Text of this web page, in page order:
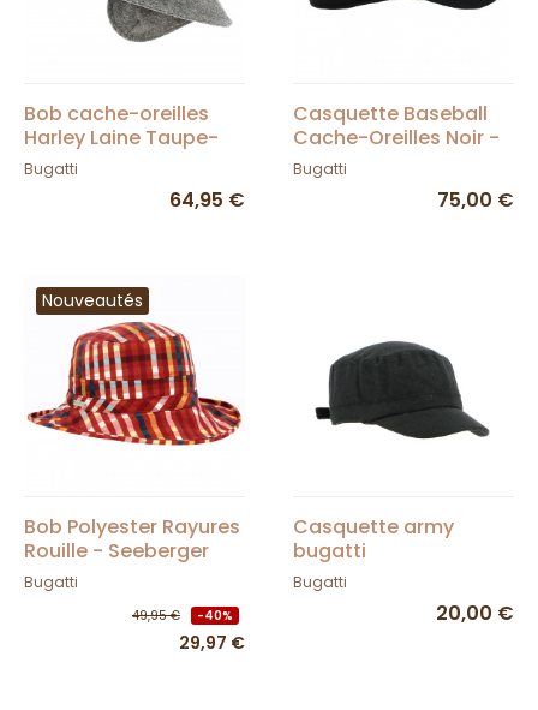
Bob cache-oreilles
Harley Laine Taupe-
Bugatti
Bugatti
64,95 €
Casquette Baseball
Cache-Oreilles Noir -
Traclet
Bugatti
75,00 €
Nouveautés
Bob Polyester Rayures
Rouille - Seeberger
Bugatti
49,95 € -40%
29,97 €
Casquette army
bugatti
Bugatti
20,00 €